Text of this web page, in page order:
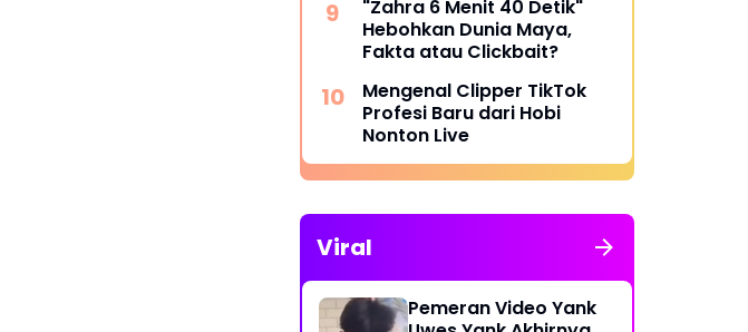
"Zahra 6 Menit 40 Detik"
Hebohkan Dunia Maya,
Fakta atau Clickbait?
Mengenal Clipper TikTok
Profesi Baru dari Hobi
Nonton Live
Viral
Pemeran Video Yank